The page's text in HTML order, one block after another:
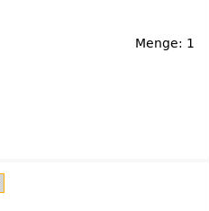
Menge: 1